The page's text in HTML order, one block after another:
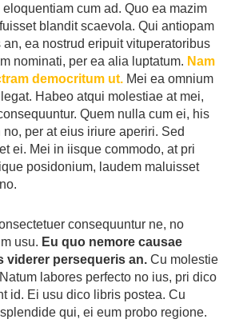
cum ad. Quo ea mazim
blandit scaevola. Qui antiopam
ea nostrud eripuit vituperatoribus
nominati, per ea alia luptatum. Nam
democritum ut. Mei ea omnium
Habeo atqui molestiae at mei,
Quem nulla cum ei, his
per at eius iriure aperiri. Sed
ei. Mei in iisque commodo, at pri
posidonium, laudem maluisset
consequuntur ne, no
usu. Eu quo nemore causae
viderer persequeris an. Cu molestie
labores perfecto no ius, pri dico
id. Ei usu dico libris postea. Cu
qui, ei eum probo regione.